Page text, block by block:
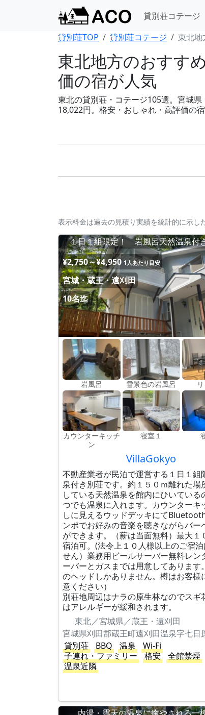
貸別荘コテージ
貸別荘TOP
貸別荘コテージ 東北地
東北地方のおすす
価の宿が人気
東北の貸別荘・コテージ105選。宮城
18,022円。格安・おしゃれ・高評価の宿
表示料金は過去の見積り実績を統計的に示し
１日１組限定！ 岩風呂天然温泉付
¥2,750～¥4,950 1人あたり目安
宮城・蔵王・遠刈田
10名迄
岩風呂 雪景色の岩風呂
カウンターキッチ
ン
寝室１
VillaGokyo
不動産業者が民泊で運営する１日１組
泉付き別荘です。約１５０ｍ離れた場
している天然温泉を館内にひいている
つでも温泉に入れます。カウンターキ
しに見えるウッドデッキにて
ンポでお好みの音楽を聴きながらバー
ができます。（薪は当面無料）最大１
宿泊可。(法令上１０人様以上のご宿泊
せん）業務用ビールサーバー無料レン
ーバーとガスまでは用意してあります
のヘッドしかありません。樽はお客様
意ください）
別荘地周辺はナラの原生林なのでスギ
はアレルギーが緩和されます。
東北／宮城県／蔵王・遠刈田
貸別荘
BBQ 温泉
Wi-Fi
子連れ・ファミリー
格安
全館禁煙
温泉近隣